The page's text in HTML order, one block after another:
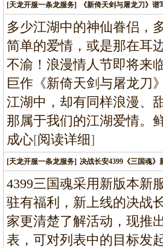
[天龙开服一条龙服务] 《新倚天剑与屠龙刀》谱
多少江湖中的神仙眷侣，
简单的爱情，或是那在耳
不渝！浪漫情人节即将来
巨作《新倚天剑与屠龙刀
江湖中，却有同样浪漫、
那属于我们的江湖爱情。
成心[阅读详细]
[天龙开服一条龙服务] 决战长安4399《三国魂》
4399三国魂采用新版本新
驻有福利，新上线的决战
家更清楚了解活动，现推
表，可对列表中的目标发